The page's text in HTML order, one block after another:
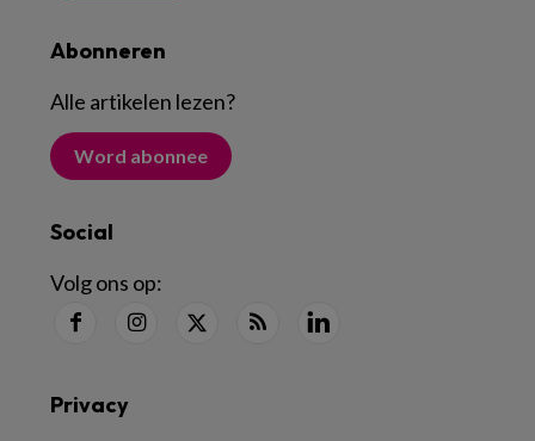
Abonneren
Alle artikelen lezen?
Word abonnee
Social
Volg ons op:
Privacy